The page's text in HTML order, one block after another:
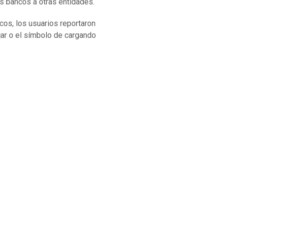
los usuarios reportaron
o el símbolo de cargando